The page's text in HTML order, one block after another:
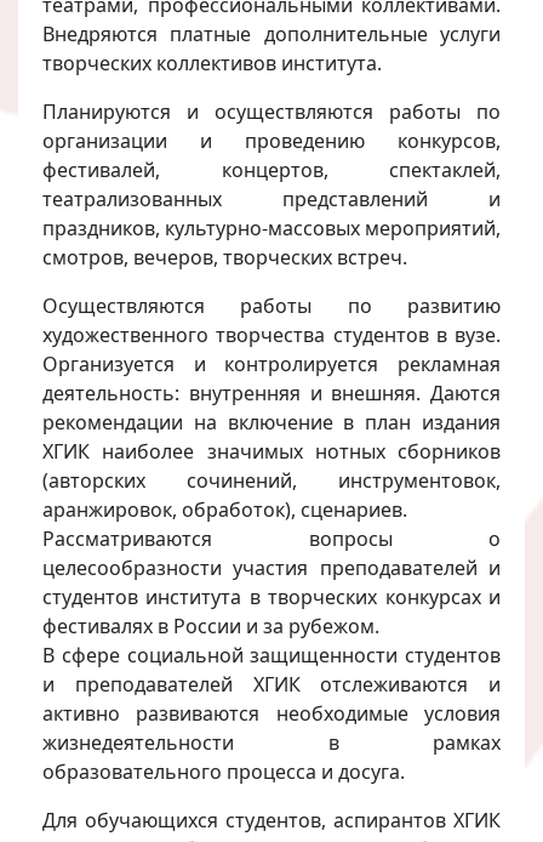
Внедряются платные дополнительные услуги
творческих коллективов института.
Планируются и осуществляются работы по
организации и проведению конкурсов,
фестивалей, концертов, спектаклей,
театрализованных представлений и
праздников, культурно-массовых мероприятий,
смотров, вечеров, творческих встреч.
Осуществляются работы по развитию
художественного творчества студентов в вузе.
Организуется и контролируется рекламная
деятельность: внутренняя и внешняя. Даются
рекомендации на включение в план издания
ХГИК наиболее значимых нотных сборников
(авторских сочинений, инструментовок,
аранжировок, обработок), сценариев.
Рассматриваются вопросы о
целесообразности участия преподавателей и
студентов института в творческих конкурсах и
фестивалях в России и за рубежом.
В сфере социальной защищенности студентов
и преподавателей ХГИК отслеживаются и
активно развиваются необходимые условия
жизнедеятельности в рамках
образовательного процесса и досуга.
Для обучающихся студентов, аспирантов ХГИК